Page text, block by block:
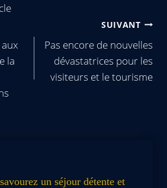
la
SUIVANT
Pas encore de nouvelles
dévastatrices pour les
visiteurs et le tourisme
un séjour détente et